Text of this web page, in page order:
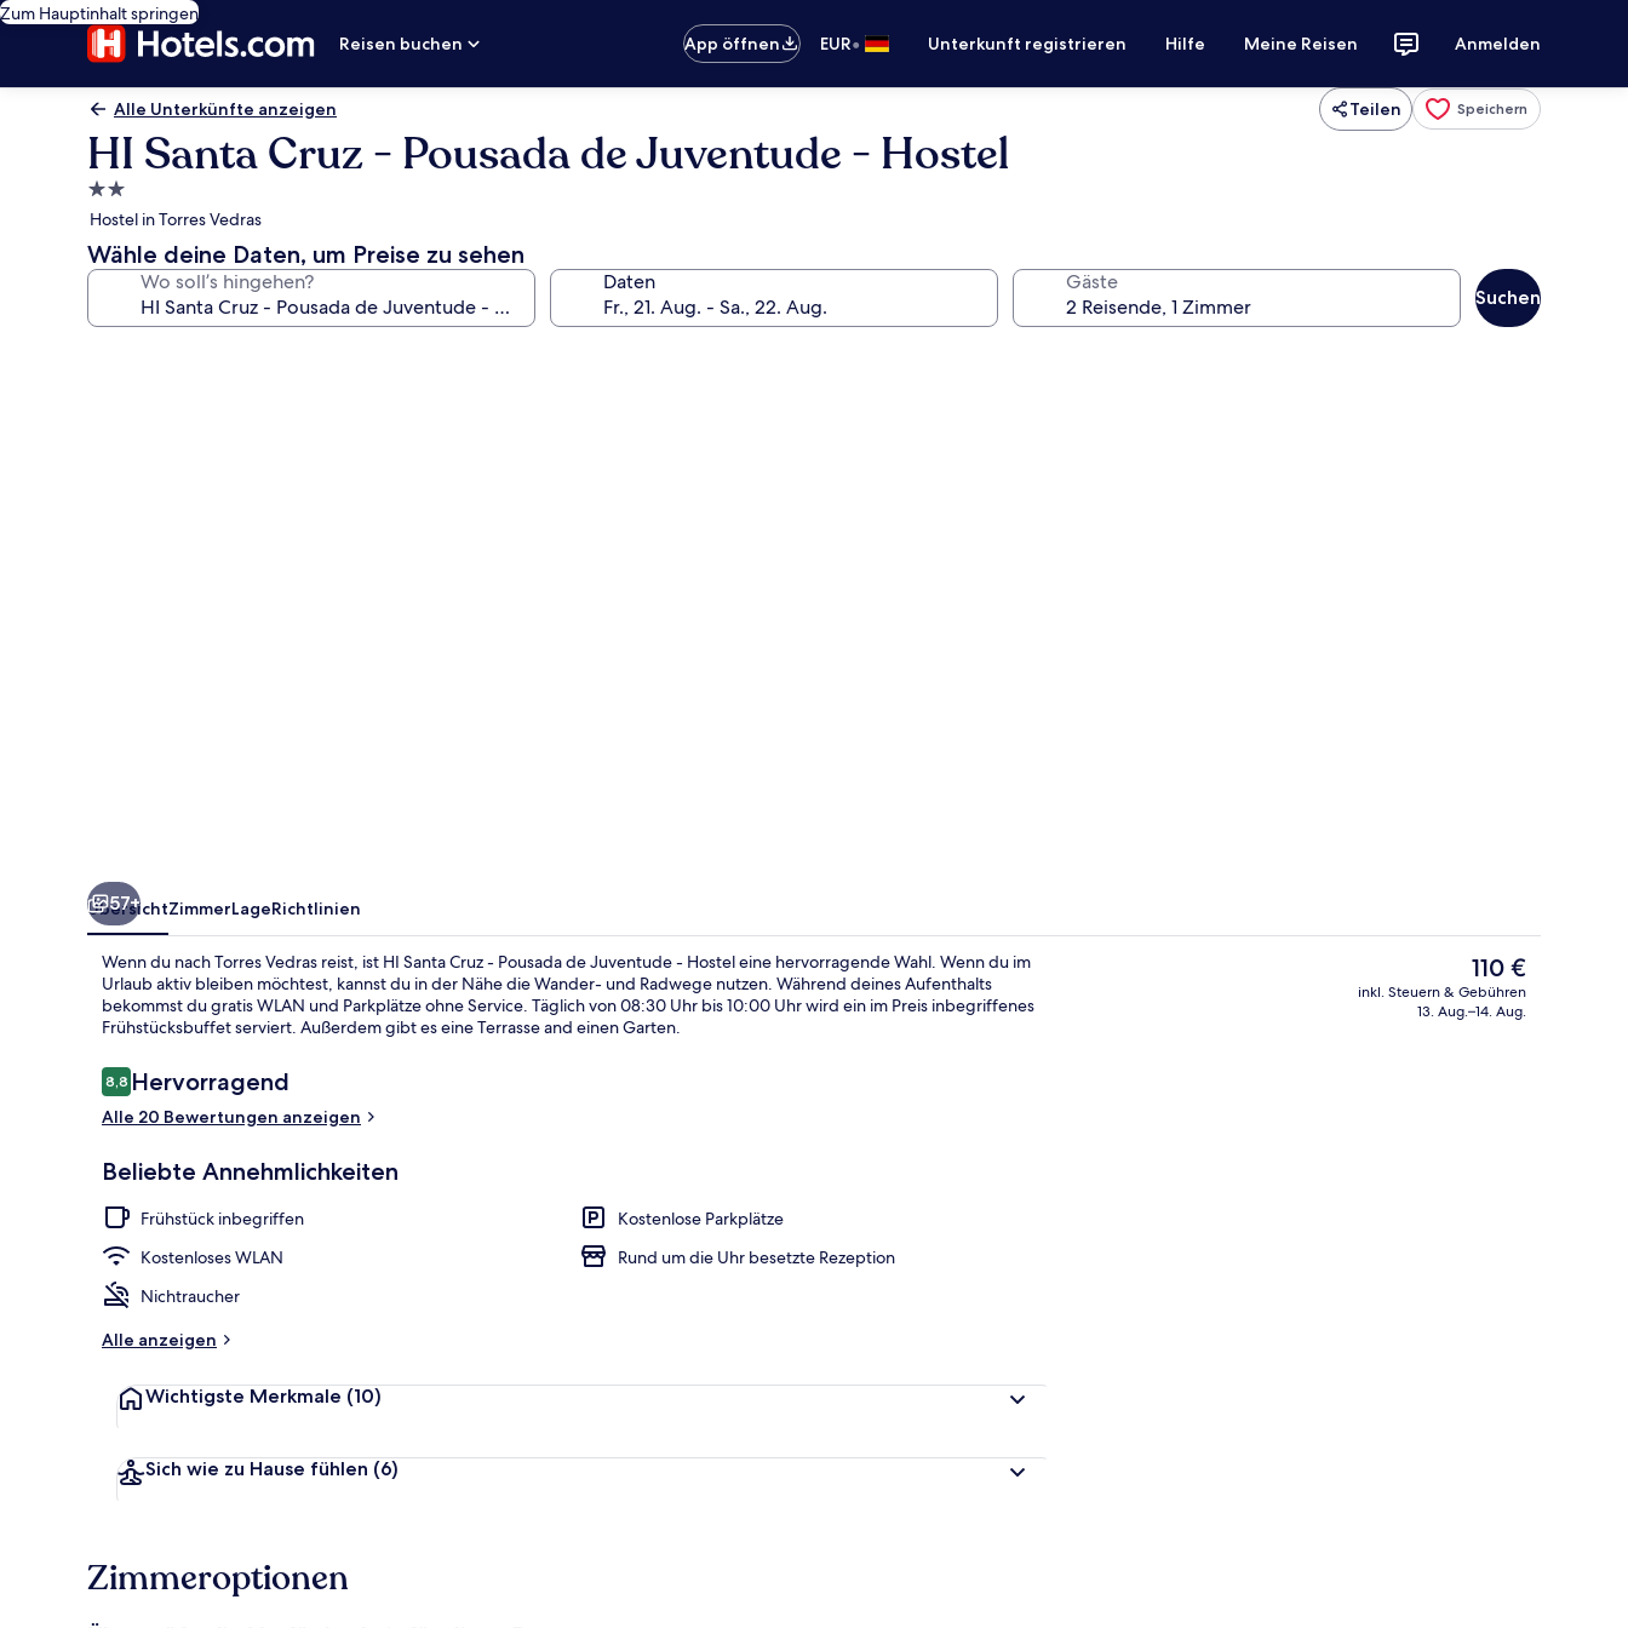
Zum Hauptinhalt springen
Reisen buchen
App öffnen EUR• Unterkunft registrieren Hilfe Meine Reisen Anmelden
Alle Unterkünfte anzeigen Teilen Speichern
HI Santa Cruz - Pousada de Juventude - Hostel
2.0-
Sterne-
Unterkunft
Hostel in Torres Vedras
Wähle deine Daten, um Preise zu sehen
Wo soll’s hingehen? Daten Gäste
Suchen
Außenbereich
57+
ÜbersichtZimmerLageRichtlinien
Wenn du nach Torres Vedras reist, ist HI Santa Cruz - Pousada de Juventude - Hostel eine hervorragende Wahl. Wenn du im
Urlaub aktiv bleiben möchtest, kannst du in der Nähe die Wander- und Radwege nutzen. Während deines Aufenthalts
bekommst du gratis WLAN und Parkplätze ohne Service. Täglich von 08:30 Uhr bis 10:00 Uhr wird ein im Preis inbegriffenes
Frühstücksbuffet serviert. Außerdem gibt es eine Terrasse and einen Garten.
Bewertungen
8,88,8 von 10.
Hervorragend
Alle 20 Bewertungen anzeigen
Beliebte Annehmlichkeiten
Frühstück inbegriffen
Kostenlose Parkplätze
Kostenloses WLAN
Rund um die Uhr besetzte Rezeption
Nichtraucher
Alle anzeigen
Wichtigste Merkmale (10)
Sich wie zu Hause fühlen (6)
Der
aktuelle
Preis
110 €
inkl. Steuern & Gebühren
13. Aug.–14. Aug.
Zimmeroptionen